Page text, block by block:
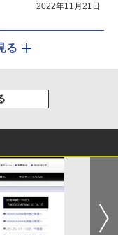
2022年11月21日
る